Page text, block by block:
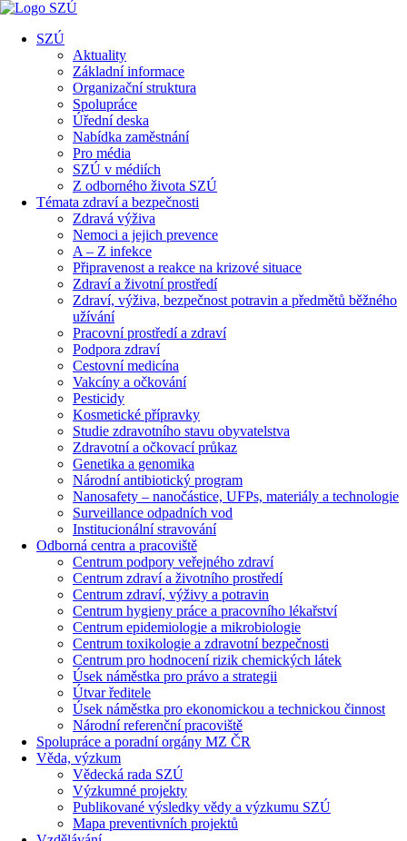
SZÚ
Aktuality
Základní informace
Organizační struktura
Spolupráce
Úřední deska
Nabídka zaměstnání
Pro média
SZÚ v médiích
Z odborného života SZÚ
Témata zdraví a bezpečnosti
Zdravá výživa
Nemoci a jejich prevence
A – Z infekce
Připravenost a reakce na krizové situace
Zdraví a životní prostředí
Zdraví, výživa, bezpečnost potravin a předmětů běžného
užívání
Pracovní prostředí a zdraví
Podpora zdraví
Cestovní medicína
Vakcíny a očkování
Pesticidy
Kosmetické přípravky
Studie zdravotního stavu obyvatelstva
Zdravotní a očkovací průkaz
Genetika a genomika
Národní antibiotický program
Nanosafety – nanočástice, UFPs, materiály a technologie
Surveillance odpadních vod
Institucionální stravování
Odborná centra a pracoviště
Centrum podpory veřejného zdraví
Centrum zdraví a životního prostředí
Centrum zdraví, výživy a potravin
Centrum hygieny práce a pracovního lékařství
Centrum epidemiologie a mikrobiologie
Centrum toxikologie a zdravotní bezpečnosti
Centrum pro hodnocení rizik chemických látek
Úsek náměstka pro právo a strategii
Útvar ředitele
Úsek náměstka pro ekonomickou a technickou činnost
Národní referenční pracoviště
Spolupráce a poradní orgány MZ ČR
Věda, výzkum
Vědecká rada SZÚ
Výzkumné projekty
Publikované výsledky vědy a výzkumu SZÚ
Mapa preventivních projektů